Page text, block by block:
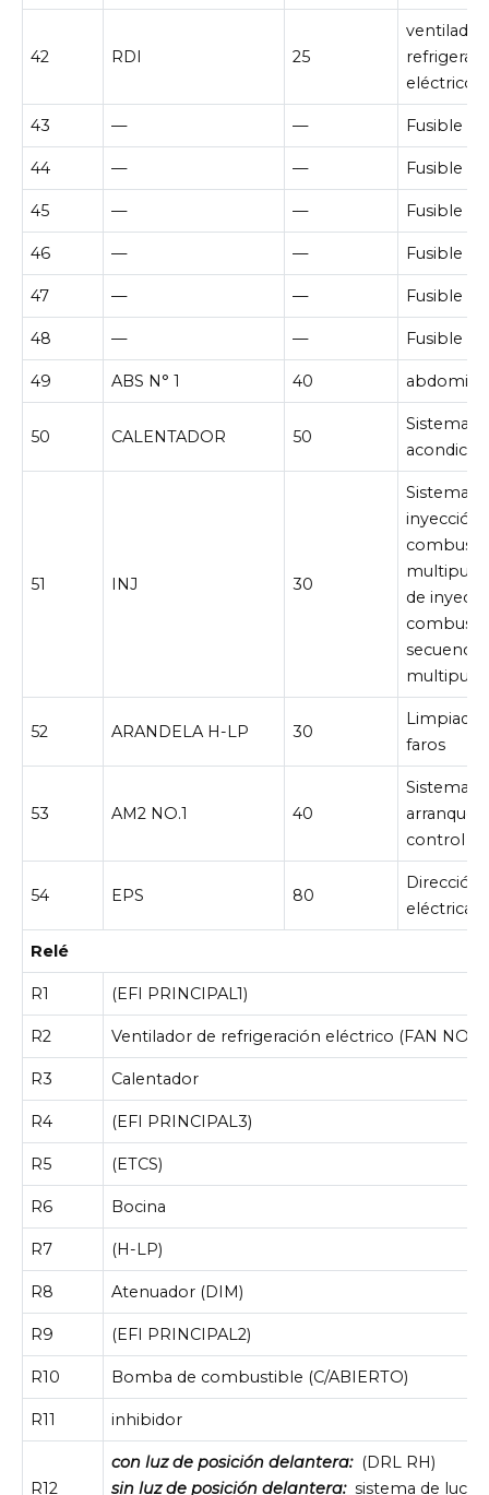
42 RDI 25
ventilador
eléctrico
43 — — Fusible
44 — — Fusible
45 — — Fusible
46 — — Fusible
47 — — Fusible
48 — — Fusible
49 ABS N° 1 40
50 CALENTADOR 50
Sistema
51 INJ 30
Sistema
inyección
de
secuencial
52 ARANDELA H-LP 30
faros
53 AM2 NO.1 40
Sistema
arranque,
control
54 EPS 80
Dirección
eléctrica
Relé
R1 (EFI PRINCIPAL1)
R2 Ventilador de refrigeración eléctrico (FAN NO.3)
R3 Calentador
R4 (EFI PRINCIPAL3)
R5 (ETCS)
R6 Bocina
R7 (H-LP)
R8 Atenuador (DIM)
R9 (EFI PRINCIPAL2)
R10 Bomba de combustible (C/ABIERTO)
R11 inhibidor
R12
con luz de posición delantera:(DRL RH)
sin luz de posición delantera:sistema de luces